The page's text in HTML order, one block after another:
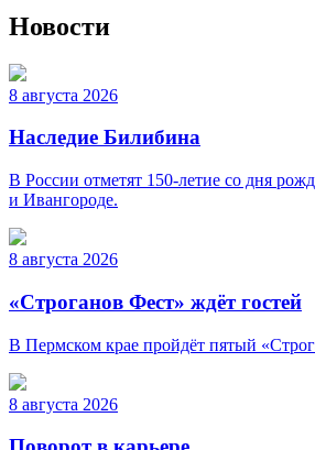
Новости
8 августа 2026
Наследие Билибина
В России отметят 150-летие со дня
и Ивангороде.
8 августа 2026
«Строганов Фест» ждёт гостей
В Пермском крае пройдёт пятый
8 августа 2026